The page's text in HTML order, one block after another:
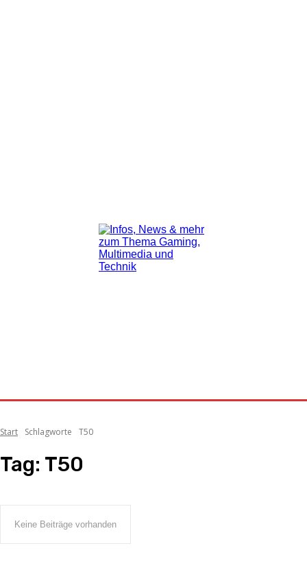
Start Schlagworte T50
Tag: T50
Keine Beiträge vorhanden